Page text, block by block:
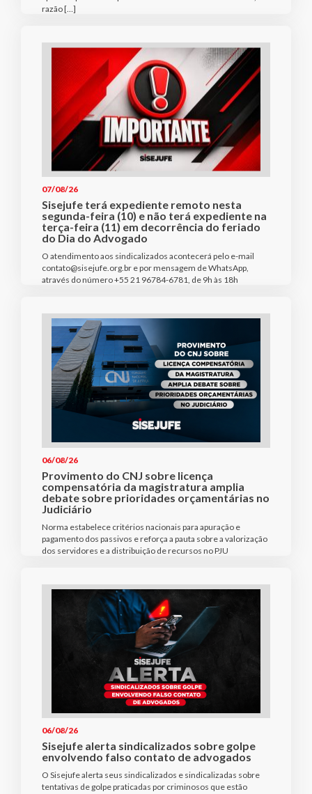
razão […]
07/08/26
Sisejufe terá expediente remoto nesta
segunda-feira (10) e não terá expediente na
terça-feira (11) em decorrência do feriado
do Dia do Advogado
O atendimento aos sindicalizados acontecerá pelo e-mail
contato@sisejufe.org.br e por mensagem de WhatsApp,
através do número +55 21 96784-6781, de 9h às 18h
06/08/26
Provimento do CNJ sobre licença
compensatória da magistratura amplia
debate sobre prioridades orçamentárias no
Judiciário
Norma estabelece critérios nacionais para apuração e
pagamento dos passivos e reforça a pauta sobre a valorização
dos servidores e a distribuição de recursos no PJU
06/08/26
Sisejufe alerta sindicalizados sobre golpe
envolvendo falso contato de advogados
O Sisejufe alerta seus sindicalizados e sindicalizadas sobre
tentativas de golpe praticadas por criminosos que estão